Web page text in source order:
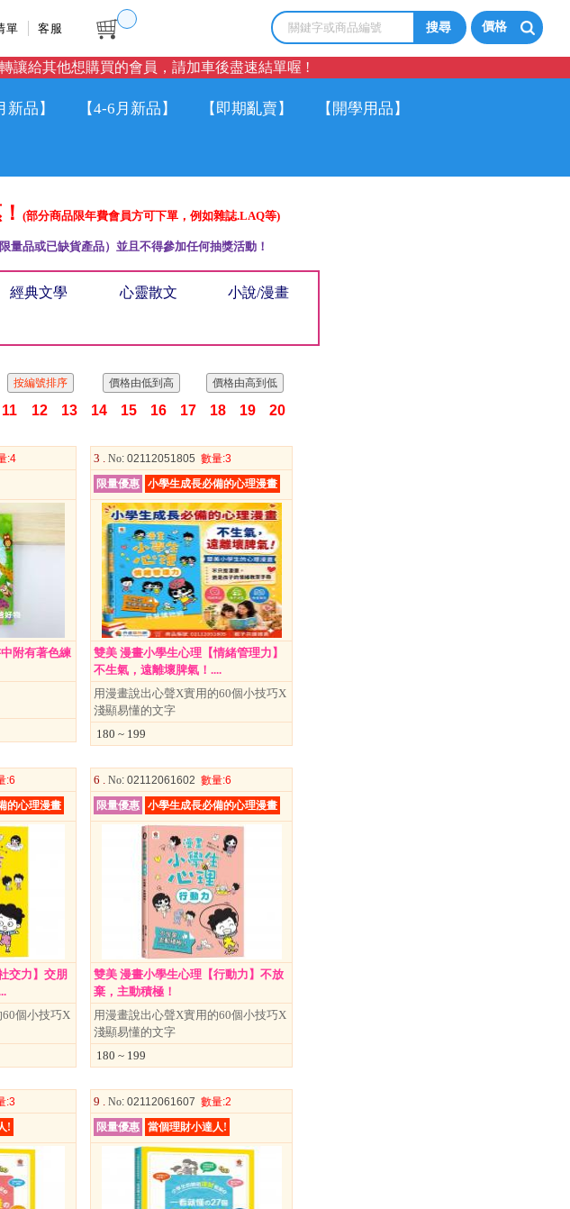
單 客服 價格
讓給其他想購買的會員，請加車後盡速結單喔 !
新品】 【4-6月新品】 【即期亂賣】 【開學用品】
(部分商品限年費會員方可下單，例如雜誌.LAQ等)
量品或已缺貨產品）並且不得參加任何抽獎活動！
經典文學 心靈散文 小說/漫畫
11 12 13 14 15 16 17 18 19
20
:4
附有著色練
3 . No: 02112051805 數量:3
限量優惠
小學生成長必備的心理漫畫
雙美 漫畫小學生心理【情緒管理力】
不生氣，遠離壞脾氣！....
用漫畫說出心聲X實用的60個小技巧X
淺顯易懂的文字
180 ~ 199
:6
的心理漫畫
交力】交朋
個小技巧X
6 . No: 02112061602 數量:6
限量優惠
小學生成長必備的心理漫畫
雙美 漫畫小學生心理【行動力】不放
棄，主動積極！
用漫畫說出心聲X實用的60個小技巧X
淺顯易懂的文字
180 ~ 199
:3
!
9 . No: 02112061607 數量:2
限量優惠
當個理財小達人!